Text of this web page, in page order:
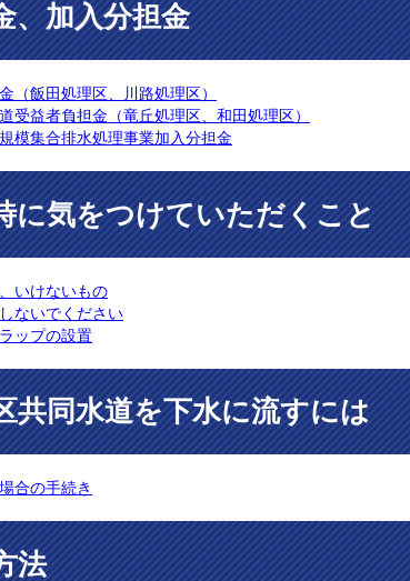
、加入分担金
（飯田処理区、川路処理区）
受益者負担金（竜丘処理区、和田処理区）
模集合排水処理事業加入分担金
に気をつけていただくこと
いけないもの
ないでください
ップの設置
共同水道を下水に流すには
合の手続き
法